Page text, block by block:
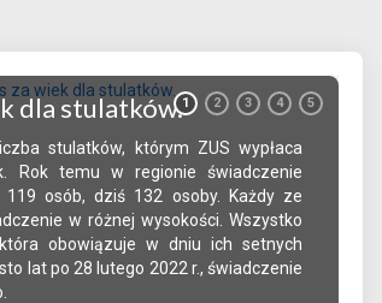
dla stulatków.
stulatków, którym ZUS wypłaca
Rok temu w regionie świadczenie
osób, dziś 132 osoby. Każdy ze
w różnej wysokości. Wszystko
obowiązuje w dniu ich setnych
lat po 28 lutego 2022 r., świadczenie
1 2 3 4 5